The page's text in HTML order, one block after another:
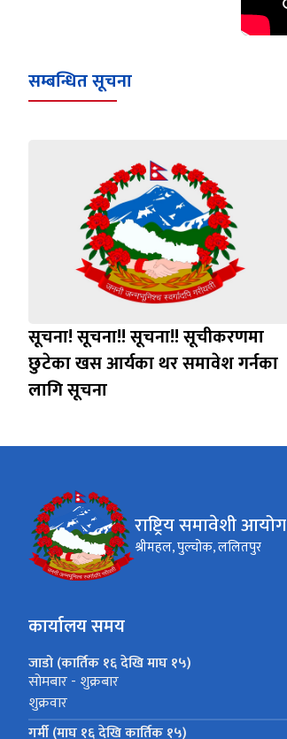
सम्बन्धित सूचना
सूचना! सूचना!! सूचना!! सूचीकरणमा
छुटेका खस आर्यका थर समावेश गर्नका
लागि सूचना
राष्ट्रिय समावेशी आयोग
श्रीमहल, पुल्चोक, ललितपुर
कार्यालय समय
जाडो (कार्तिक १६ देखि माघ १५)
सोमबार - शुक्रबार
शुक्रवार
गर्मी (माघ १६ देखि कार्तिक १५)